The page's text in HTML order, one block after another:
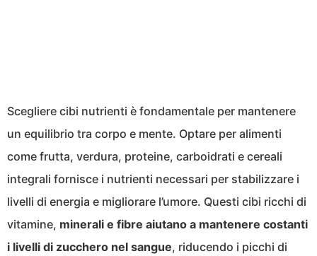
Scegliere cibi nutrienti è fondamentale per mantenere
un equilibrio tra corpo e mente. Optare per alimenti
come frutta, verdura, proteine, carboidrati e cereali
integrali fornisce i nutrienti necessari per stabilizzare i
livelli di energia e migliorare l’umore. Questi cibi ricchi di
vitamine, minerali e fibre aiutano a mantenere costanti
i livelli di zucchero nel sangue, riducendo i picchi di